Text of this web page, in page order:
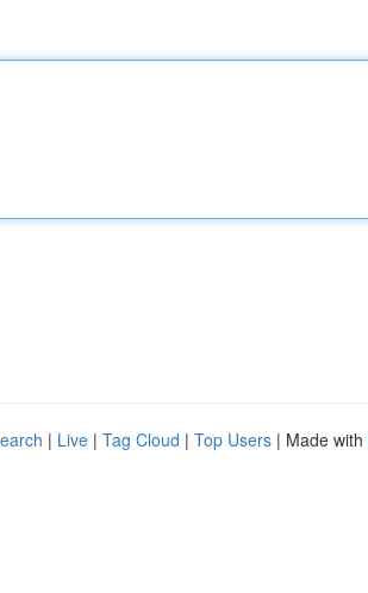
| Live | Tag Cloud | Top Users | Made with